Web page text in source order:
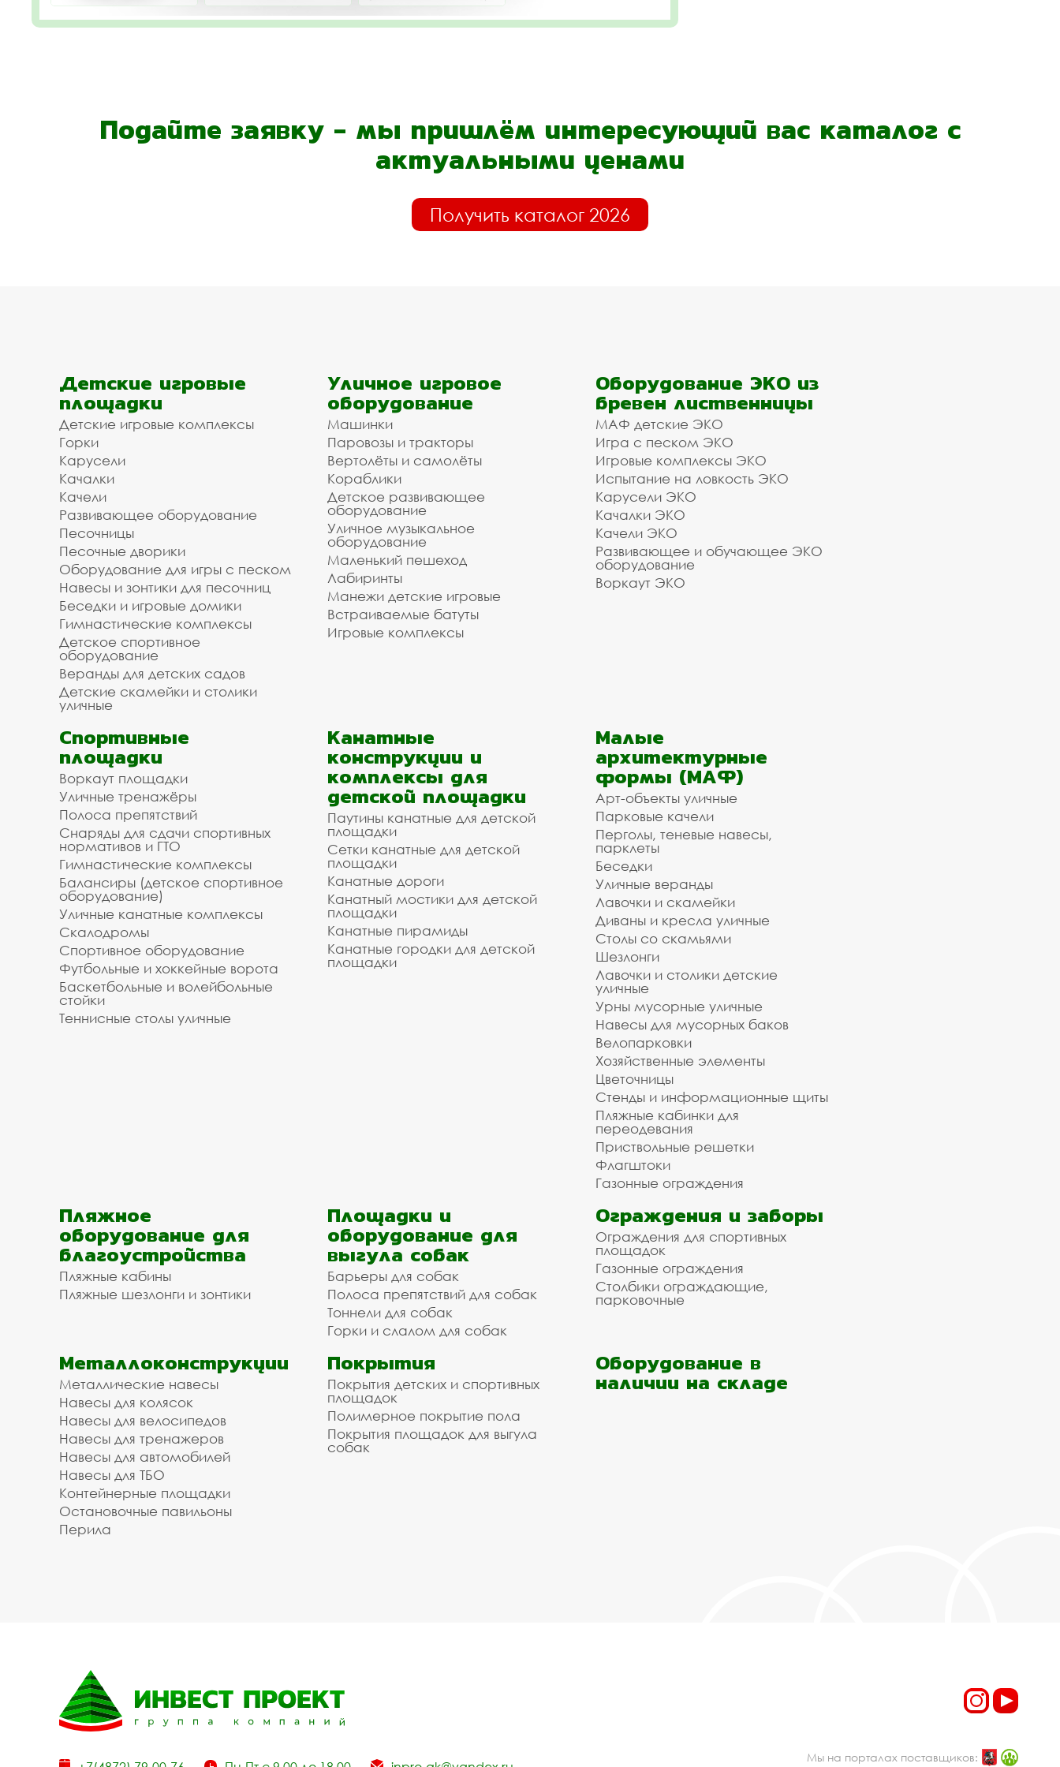
Подайте заявку - мы пришлём интересующий вас каталог с
актуальными ценами
Получить каталог 2026
Детские игровые
площадки
Детские игровые комплексы
Горки
Карусели
Качалки
Качели
Развивающее оборудование
Песочницы
Песочные дворики
Оборудование для игры с песком
Навесы и зонтики для песочниц
Беседки и игровые домики
Гимнастические комплексы
Детское спортивное
оборудование
Веранды для детских садов
Детские скамейки и столики
уличные
Уличное игровое
оборудование
Машинки
Паровозы и тракторы
Вертолёты и самолёты
Кораблики
Детское развивающее
оборудование
Уличное музыкальное
оборудование
Маленький пешеход
Лабиринты
Манежи детские игровые
Встраиваемые батуты
Игровые комплексы
Оборудование ЭКО из
бревен лиственницы
МАФ детские ЭКО
Игра с песком ЭКО
Игровые комплексы ЭКО
Испытание на ловкость ЭКО
Карусели ЭКО
Качалки ЭКО
Качели ЭКО
Развивающее и обучающее ЭКО
оборудование
Воркаут ЭКО
Спортивные
площадки
Воркаут площадки
Уличные тренажёры
Полоса препятствий
Снаряды для сдачи спортивных
нормативов и ГТО
Гимнастические комплексы
Балансиры (детское спортивное
оборудование)
Уличные канатные комплексы
Скалодромы
Спортивное оборудование
Футбольные и хоккейные ворота
Баскетбольные и волейбольные
стойки
Теннисные столы уличные
Канатные
конструкции и
комплексы для
детской площадки
Паутины канатные для детской
площадки
Сетки канатные для детской
площадки
Канатные дороги
Канатный мостики для детской
площадки
Канатные пирамиды
Канатные городки для детской
площадки
Малые
архитектурные
формы (МАФ)
Арт-объекты уличные
Парковые качели
Перголы, теневые навесы,
парклеты
Беседки
Уличные веранды
Лавочки и скамейки
Диваны и кресла уличные
Столы со скамьями
Шезлонги
Лавочки и столики детские
уличные
Урны мусорные уличные
Навесы для мусорных баков
Велопарковки
Хозяйственные элементы
Цветочницы
Стенды и информационные щиты
Пляжные кабинки для
переодевания
Приствольные решетки
Флагштоки
Газонные ограждения
Пляжное
оборудование для
благоустройства
Пляжные кабины
Пляжные шезлонги и зонтики
Площадки и
оборудование для
выгула собак
Барьеры для собак
Полоса препятствий для собак
Тоннели для собак
Горки и слалом для собак
Ограждения и заборы
Ограждения для спортивных
площадок
Газонные ограждения
Столбики ограждающие,
парковочные
Металлоконструкции
Металлические навесы
Навесы для колясок
Навесы для велосипедов
Навесы для тренажеров
Навесы для автомобилей
Навесы для ТБО
Контейнерные площадки
Остановочные павильоны
Перила
Покрытия
Покрытия детских и спортивных
площадок
Полимерное покрытие пола
Покрытия площадок для выгула
собак
Оборудование в
наличии на складе
Мы на порталах поставщиков: